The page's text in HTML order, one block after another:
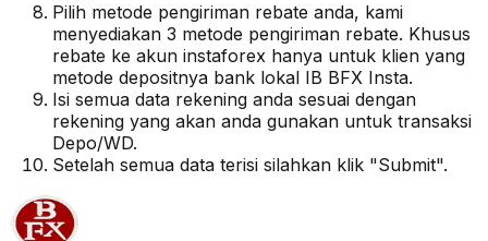
Pilih metode pengiriman rebate anda, kami
menyediakan 3 metode pengiriman rebate. Khusus
rebate ke akun instaforex hanya untuk klien yang
metode depositnya bank lokal IB BFX Insta.
Isi semua data rekening anda sesuai dengan
rekening yang akan anda gunakan untuk transaksi
Depo/WD.
Setelah semua data terisi silahkan klik "Submit".